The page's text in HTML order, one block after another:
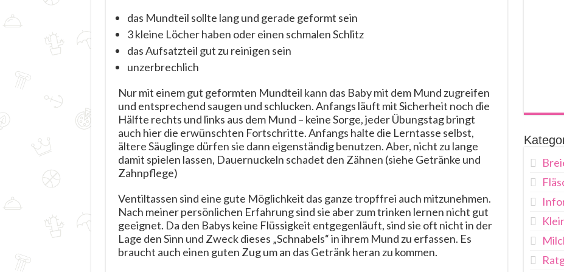
das Mundteil sollte lang und gerade geformt sein
3 kleine Löcher haben oder einen schmalen Schlitz
das Aufsatzteil gut zu reinigen sein
unzerbrechlich
Nur mit einem gut geformten Mundteil kann das Baby mit dem Mund zugreifen
und entsprechend saugen und schlucken. Anfangs läuft mit Sicherheit noch die
Hälfte rechts und links aus dem Mund – keine Sorge, jeder Übungstag bringt
auch hier die erwünschten Fortschritte. Anfangs halte die Lerntasse selbst,
ältere Säuglinge dürfen sie dann eigenständig benutzen. Aber, nicht zu lange
damit spielen lassen, Dauernuckeln schadet den Zähnen (siehe Getränke und
Zahnpflege)
Ventiltassen sind eine gute Möglichkeit das ganze tropffrei auch mitzunehmen.
Nach meiner persönlichen Erfahrung sind sie aber zum trinken lernen nicht gut
geeignet. Da den Babys keine Flüssigkeit entgegenläuft, sind sie oft nicht in der
Lage den Sinn und Zweck dieses „Schnabels“ in ihrem Mund zu erfassen. Es
braucht auch einen guten Zug um an das Getränk heran zu kommen.